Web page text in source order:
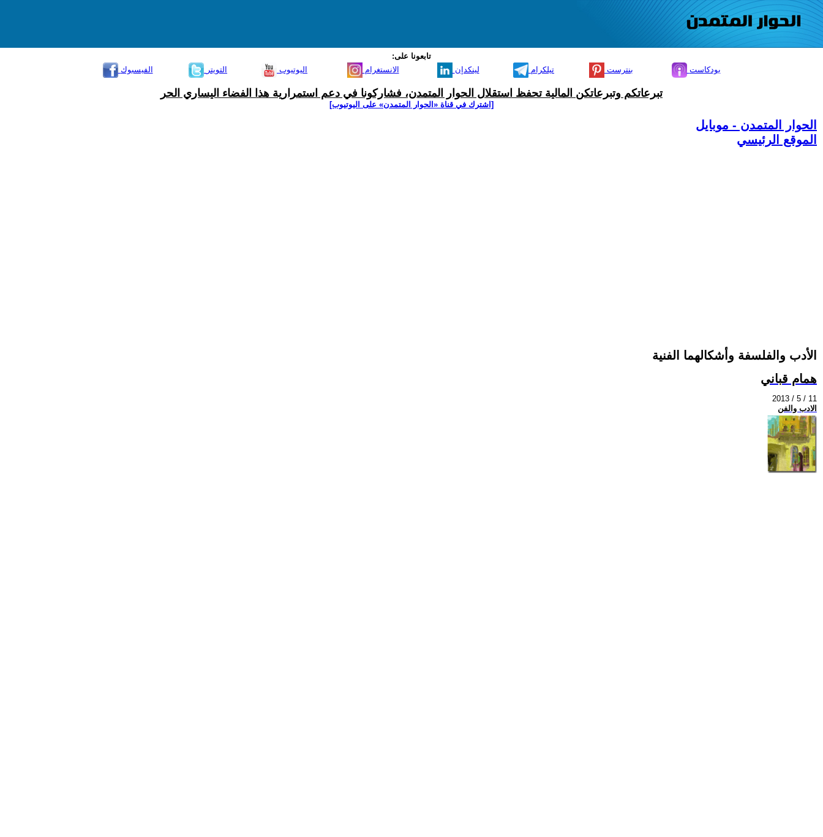
تابعونا على:
الفيسبوك
التويتر اليوتيوب الانستغرام لينكدإن تيلكرام بنترست بودكاست
تبرعاتكم وتبرعاتكن المالية تحفظ استقلال الحوار المتمدن، فشاركونا في دعم استمرارية هذا الفضاء اليساري الحر
[اشترك في قناة ‫«الحوار المتمدن» على اليوتيوب]
الحوار المتمدن - موبايل
الموقع الرئيسي
الأدب والفلسفة وأشكالهما الفنية
همام قباني
2013 / 5 / 11
الادب والفن